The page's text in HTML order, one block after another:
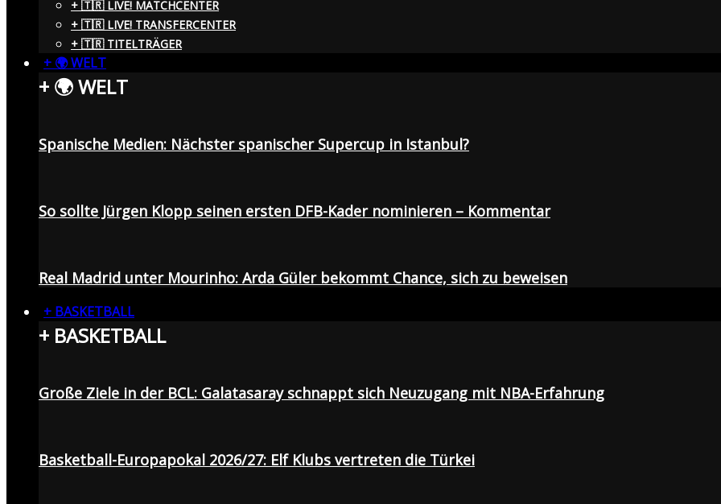
+ 🇹🇷 LIVE! MATCHCENTER
+ 🇹🇷 LIVE! TRANSFERCENTER
+ 🇹🇷 TITELTRÄGER
+ 🌍 WELT
+ 🌍 WELT
Spanische Medien: Nächster spanischer Supercup in Istanbul?
So sollte Jürgen Klopp seinen ersten DFB-Kader nominieren – Kommentar
Real Madrid unter Mourinho: Arda Güler bekommt Chance, sich zu beweisen
+ BASKETBALL
+ BASKETBALL
Große Ziele in der BCL: Galatasaray schnappt sich Neuzugang mit NBA-Erfahrung
Basketball-Europapokal 2026/27: Elf Klubs vertreten die Türkei